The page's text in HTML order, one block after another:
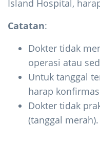
Island Hospital,
Catatan:
Dokter tidak
operasi atau
Untuk tanggal
harap
Dokter tidak
(tanggal merah).